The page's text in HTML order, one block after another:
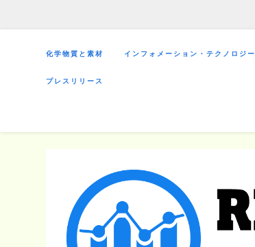
化学物質と素材 インフォメーション・テクノロジー
プレスリリース